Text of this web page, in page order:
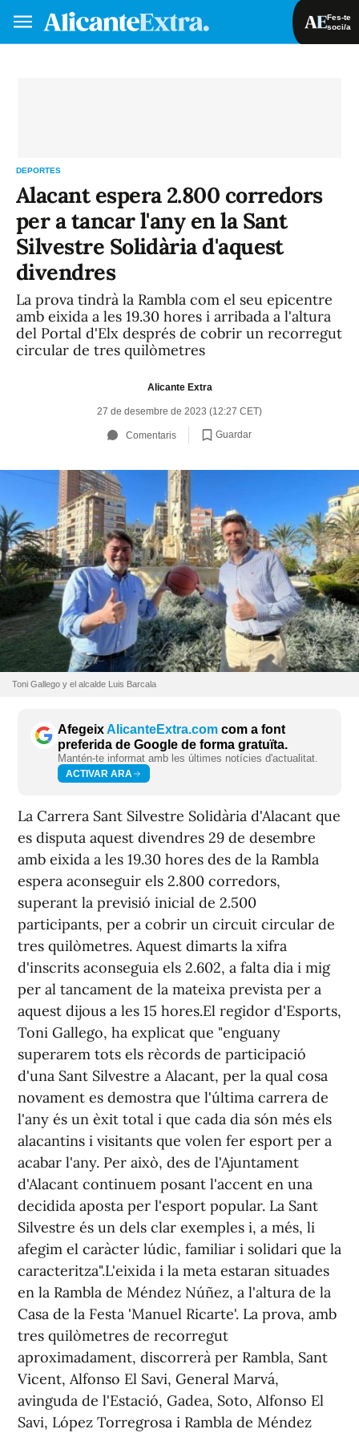
Fes-te
soci/a
DEPORTES
Alacant espera 2.800 corredors
per a tancar l'any en la Sant
Silvestre Solidària d'aquest
divendres
La prova tindrà la Rambla com el seu epicentre
amb eixida a les 19.30 hores i arribada a l'altura
del Portal d'Elx després de cobrir un recorregut
circular de tres quilòmetres
Alicante Extra
27 de desembre de 2023 (12:27 CET)
Comentaris Guardar
Toni Gallego y el alcalde Luis Barcala
AfegeixAlicanteExtra.com com a font
preferida de Google de forma gratuïta.
Mantén-te informat amb les últimes notícies d'actualitat.
ACTIVAR ARA
La Carrera Sant Silvestre Solidària d'Alacant que
es disputa aquest divendres 29 de desembre
amb eixida a les 19.30 hores des de la Rambla
espera aconseguir els 2.800 corredors,
superant la previsió inicial de 2.500
participants, per a cobrir un circuit circular de
tres quilòmetres. Aquest dimarts la xifra
d'inscrits aconseguia els 2.602, a falta dia i mig
per al tancament de la mateixa prevista per a
aquest dijous a les 15 hores.El regidor d'Esports,
Toni Gallego, ha explicat que "enguany
superarem tots els rècords de participació
d'una Sant Silvestre a Alacant, per la qual cosa
novament es demostra que l'última carrera de
l'any és un èxit total i que cada dia són més els
alacantins i visitants que volen fer esport per a
acabar l'any. Per això, des de l'Ajuntament
d'Alacant continuem posant l'accent en una
decidida aposta per l'esport popular. La Sant
Silvestre és un dels clar exemples i, a més, li
afegim el caràcter lúdic, familiar i solidari que la
caracteritza".L'eixida i la meta estaran situades
en la Rambla de Méndez Núñez, a l'altura de la
Casa de la Festa 'Manuel Ricarte'. La prova, amb
tres quilòmetres de recorregut
aproximadament, discorrerà per Rambla, Sant
Vicent, Alfonso El Savi, General Marvá,
avinguda de l'Estació, Gadea, Soto, Alfonso El
Savi, López Torregrosa i Rambla de Méndez